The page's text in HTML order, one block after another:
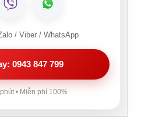
/ Viber / WhatsApp
0943 847 799
• Miễn phí 100%